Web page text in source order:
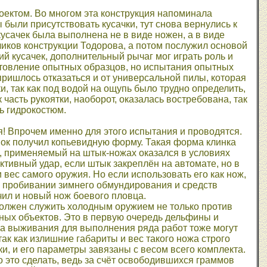
Во многом эта конструкция напоминала
присутствовать кусачки, тут снова вернулись к
была выполнена не в виде ножен, а в виде
конструкции Тодорова, а потом послужил основой
дополнительный рычаг мог играть роль и
опытных образцов, но испытания опытных
отказаться и от универсальной пилы, которая
как под водой на ощупь было трудно определить,
рукоятки, наоборот, оказалась востребована, так
гидрокостюм.
Впрочем именно для этого испытания и проводятся.
получил копьевидную форму. Такая форма клинка
на штык-ножах оказался в условиях
удар, если штык закреплён на автомате, но в
самого оружия. Но если использовать его как нож,
зимнего обмундирования и средств
и новый нож боевого пловца.
служить холодным оружием не только против
объектов. Это в первую очередь дельфины и
выживания для выполнения ряда работ тоже могут
как излишние габариты и вес такого ножа строго
и его параметры завязаны с весом всего комплекта.
сделать, ведь за счёт освободившихся граммов